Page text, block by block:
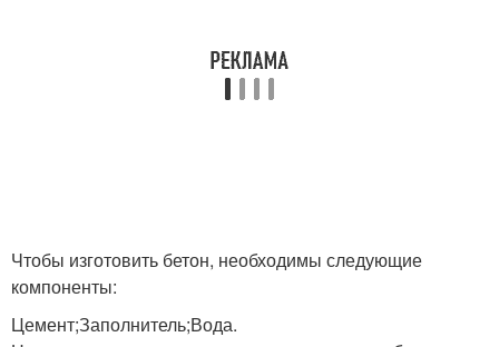
Чтобы изготовить бетон, необходимы следующие
компоненты:
Цемент;Заполнитель;Вода.